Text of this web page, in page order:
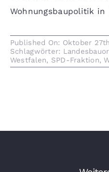
Wohnungsbaupolitik in
Published On: Oktober
Schlagwörter:
Westfalen, SPD-Fraktion,